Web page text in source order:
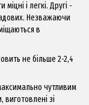
і легкі. Другі -
Незважаючи
в
не більше 2-2,4
чутливим
виготовлені зі